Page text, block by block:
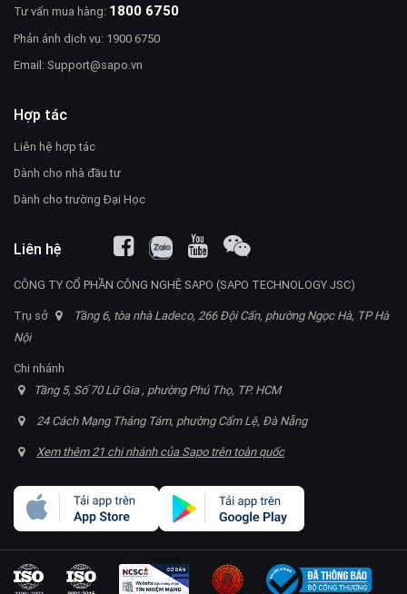
Tư vấn mua hàng: 1800 6750
Phản ánh dịch vụ: 1900 6750
Email:Support@sapo.vn
Hợp tác
Liên hệ hợp tác
Dành cho nhà đầu tư
Dành cho trường Đại Học
Liên hệ
CÔNG TY CỔ PHẦN CÔNG NGHỆ SAPO (SAPO TECHNOLOGY JSC)
Trụ sở
Tầng 6, tòa nhà Ladeco, 266 Đội Cấn, phường Ngọc Hà, TP Hà
Nội
Chi nhánh
Tầng 5, Số 70 Lữ Gia , phường Phú Thọ, TP. HCM
24 Cách Mạng Tháng Tám, phường Cẩm Lệ, Đà Nẵng
Xem thêm 21 chi nhánh của Sapo trên toàn quốc